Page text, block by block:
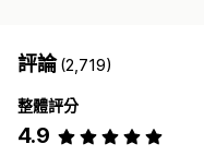
評論(2,719)
整體評分
4.9